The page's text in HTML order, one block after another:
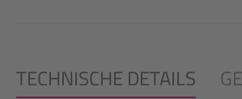
TECHNISCHE DETAILS